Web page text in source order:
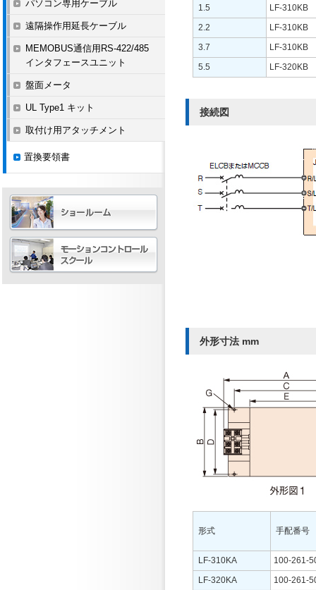
1.5
LF-310KB
2.2
LF-310KB
3.7
LF-310KB
5.5
LF-320KB
接続図
外形寸法 mm
形式 手配番号
LF-310KA
100-261-
LF-320KA
100-261-
パソコン専用ケーブル
遠隔操作用延長ケーブル
MEMOBUS通信用RS-422/485
インタフェースユニット
盤面メータ
UL Type1 キット
取付け用アタッチメント
置換要領書